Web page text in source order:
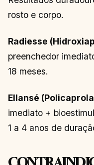
rosto e corpo.
Radiesse
preenchedor
18 meses.
Ellansé
imediato +
1 a 4 anos de